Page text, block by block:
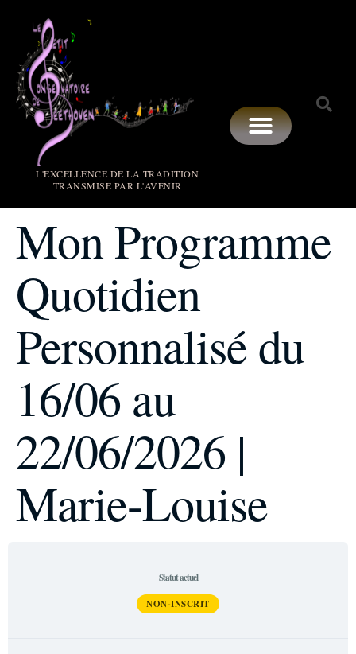
L'EXCELLENCE DE LA TRADITION
TRANSMISE PAR L'AVENIR
Mon Programme
Quotidien
Personnalisé du
16/06 au
22/06/2026 |
Marie-Louise
Statut actuel
NON-INSCRIT